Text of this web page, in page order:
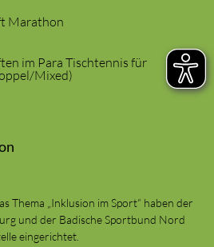
Marathon
im Para Tischtennis für
Mixed)
Thema „Inklusion im Sport“ haben der
und der Badische Sportbund Nord
eingerichtet.